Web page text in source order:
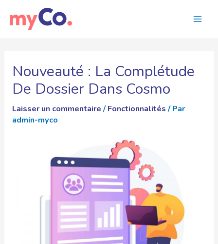
Nouveauté : La Complétude
De Dossier Dans Cosmo
Laisser un commentaire /Fonctionnalités / Par
admin-myco